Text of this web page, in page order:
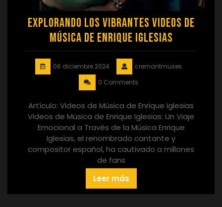
Explorando los Vibrantes Videos de
Música de Enrique Iglesias
06 diciembre 2024
cremantmuses
0 Comments
Artículo: Videos de Música de Enrique Iglesias
Videos de Música de Enrique Iglesias: Un Viaje
Emocional a Través de la Música Enrique
Iglesias, el renombrado cantante y
compositor español, ha cautivado a millones
de fans
Leer más